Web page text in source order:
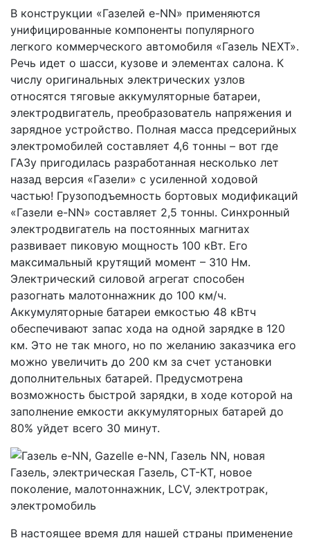
В конструкции «Газелей e-NN» применяются
унифицированные компоненты популярного
легкого коммерческого автомобиля «Газель NEXT».
Речь идет о шасси, кузове и элементах салона. К
числу оригинальных электрических узлов
относятся тяговые аккумуляторные батареи,
электродвигатель, преобразователь напряжения и
зарядное устройство. Полная масса предсерийных
электромобилей составляет 4,6 тонны – вот где
ГАЗу пригодилась разработанная несколько лет
назад версия «Газели» с усиленной ходовой
частью! Грузоподъемность бортовых модификаций
«Газели e-NN» составляет 2,5 тонны. Синхронный
электродвигатель на постоянных магнитах
развивает пиковую мощность 100 кВт. Его
максимальный крутящий момент – 310 Нм.
Электрический силовой агрегат способен
разогнать малотоннажник до 100 км/ч.
Аккумуляторные батареи емкостью 48 кВтч
обеспечивают запас хода на одной зарядке в 120
км. Это не так много, но по желанию заказчика его
можно увеличить до 200 км за счет установки
дополнительных батарей. Предусмотрена
возможность быстрой зарядки, в ходе которой на
заполнение емкости аккумуляторных батарей до
80% уйдет всего 30 минут.
В настоящее время для нашей страны применение